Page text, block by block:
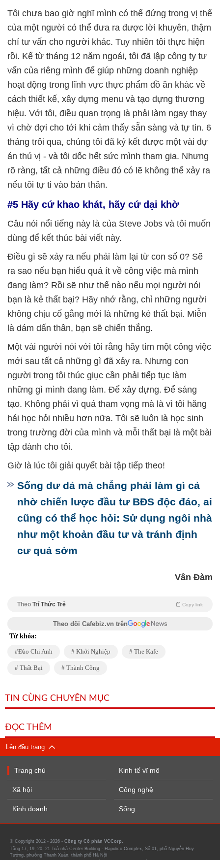
Tôi chưa bao giờ nghĩ mình có thể đứng trong vị thế
của một người có thể đưa ra được lời khuyên, thậm
chí tư vấn cho người khác. Tuy nhiên tôi thực hiện
rồi. Kể từ tháng 12 năm ngoái, tôi đã lập công ty tư
vấn của riêng mình để giúp những doanh nghiệp
hoạt động trong lĩnh vực thực phẩm đồ ăn khác về
cách thiết kế, xây dựng menu và tạo dựng thương
hiệu. Với tôi, điều quan trọng là phải làm ngay thay
vì chờ đợi cho tới khi cảm thấy sẵn sàng và tự tin. 6
tháng trôi qua, chúng tôi đã ký kết được một vài dự
án thú vị - và tôi dốc hết sức mình tham gia. Nhưng
rõ ràng, tất cả những điều đó có lẽ không thể xảy ra
nếu tôi tự ti vào bản thân.
#5 Hãy cứ khao khát, hãy cứ dại khờ
Câu nói nổi tiếng này là của Steve Jobs và tôi muốn
dùng để kết thúc bài viết này.
Điều gì sẽ xảy ra nếu phải làm lại từ con số 0? Sẽ
ra sao nếu bạn hiểu quá ít về công việc mà mình
đang làm? Rồi sẽ như thế nào nếu mọi người nói
bạn là kẻ thất bại? Hãy nhớ rằng, chỉ những người
không chịu cố gắng mới là những kẻ thất bại. Miễn
là dám dấn thân, bạn sẽ chiến thắng.
Một vài người nói với tôi rằng hãy tìm một công việc
mới sau tất cả những gì đã xảy ra. Nhưng con
người trong tôi thúc giục cần phải tiếp tục làm
những gì mình đang làm. Để xây dựng. Để sáng
tạo. Không phải vì quá tham vọng mà là vì tôi hăng
hái học hỏi nhiều hơn nữa. Tôi sẽ luôn là học sinh
trong trường đời của mình và mỗi thất bại là một bài
tập dành cho tôi.
Giờ là lúc tôi giải quyết bài tập tiếp theo!
Sống dư dả mà chẳng phải làm gì cả
nhờ chiến lược đầu tư BĐS độc đáo, ai
cũng có thể học hỏi: Sử dụng ngôi nhà
như một khoản đầu tư và tránh định
cư quá sớm
Vân Đàm
Theo Trí Thức Trẻ Copy link
Theo dõi Cafebiz.vn trên
Từ khóa:
Đào Chi Anh Khởi Nghiệp The Kafe
Thất Bại Thành Công
TIN CÙNG CHUYÊN MỤC
ĐỌC THÊM
Lên đầu trang
Trang chủ
Xã hội
Kinh doanh
Kinh tế vĩ mô
Công nghệ
Sống
© Copyright 2012 - 2026 - Công ty Cổ phần VCCorp.
Tầng 17, 19, 20, 21 Toà nhà Center Building - Hapulico Complex, Số 01, phố Nguyễn Huy
Tưởng, phường Thanh Xuân, thành phố Hà Nội